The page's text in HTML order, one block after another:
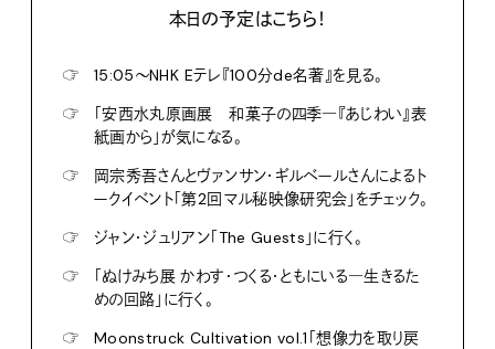
本日の予定はこちら！
☞
15:05〜NHK Eテレ『100分de名著』を見る。
☞
「安西水丸原画展 和菓子の四季―『あじわい』表
紙画から」が気になる。
☞
岡宗秀吾さんとヴァンサン・ギルベールさんによるト
ークイベント「第2回マル秘映像研究会」をチェック。
☞
ジャン・ジュリアン「The Guests」に行く。
☞
「ぬけみち展 かわす・つくる・ともにいる―生きるた
めの回路」に行く。
☞
Moonstruck Cultivation vol.1「想像力を取り戻